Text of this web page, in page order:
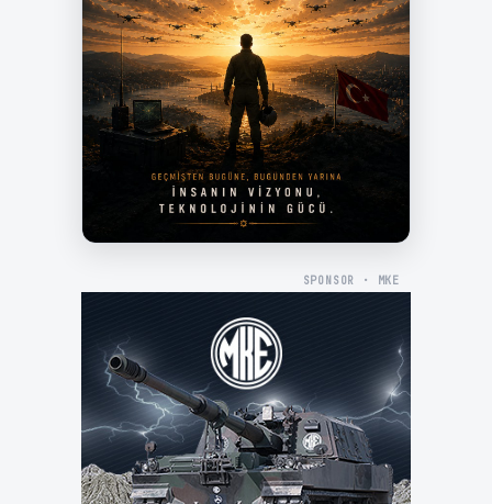
SPONSOR · MKE